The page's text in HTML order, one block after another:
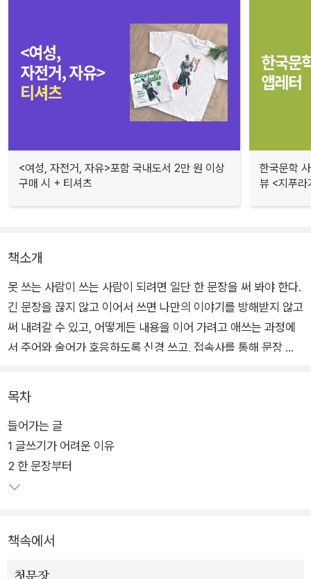
<여성, 자전거, 자유>포함 국내도서 2만 원 이상
구매 시 + 티셔츠
한국문학
뷰 <지푸라
책소개
못 쓰는 사람이 쓰는 사람이 되려면 일단 한 문장을 써 봐야 한다.
긴 문장을 끊지 않고 이어서 쓰면 나만의 이야기를 방해받지 않고
써 내려갈 수 있고, 어떻게든 내용을 이어 가려고 애쓰는 과정에
서 주어와 술어가 호응하도록 신경 쓰고, 접속사를 통해 문장 안
이를 시작으로 한 문장을 여러 문장으로 나누어 쓰고, 짧게 줄여
쓰고 길게 늘여 쓰는 연습을 하면서 자연스레 문장을 다듬고 글을
구성하는 법과 글 안에 흐르는 시간 감각을 익히게 된다. 또한 '나'
대신 다른 화자를 주어로 삼아 글쓰기 연습을 하면서 글을 쓰는
주체인 '나'와 글 안의 화자인 '나'를 분리하는 데 친숙해지고 평소
이 책에는 한 문장을 나누고 줄이고 늘이고 고치면서 열 문장으
로, 한 편의 글로 만드는 법이 담겨 있다. 이 과정에서 우리는 자
목차
들어가는 글
1 글쓰기가 어려운 이유
2 한 문장부터
책속에서